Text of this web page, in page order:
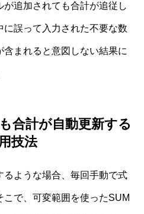
追加されても合計が追従し
に誤って入力された不要な数
まれると意図しない結果に
合計が自動更新する
技法
るような場合、毎回手動で式
こで、可変範囲を使ったSUM